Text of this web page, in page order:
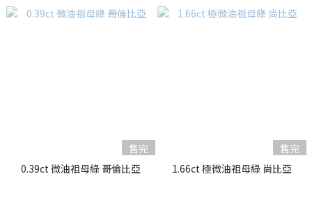
售完
0.39ct 微油祖母綠 哥倫比亞
售完
1.66ct 極微油祖母綠 尚比亞